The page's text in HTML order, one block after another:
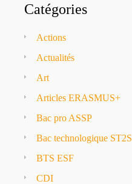
Catégories
Actions
Actualités
Art
Articles ERASMUS+
Bac pro ASSP
Bac technologique ST2S
BTS ESF
CDI